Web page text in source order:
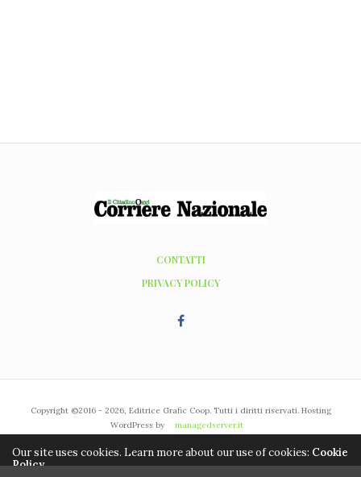
CONTATTI
PRIVACY POLICY
Copyright ©2016 - 2026, Editrice Grafic Coop. Tutti i diritti riservati. Hosting
WordPress by
managedserver.it
Our site uses cookies. Learn more about our use of cookies: Cookie
Policy